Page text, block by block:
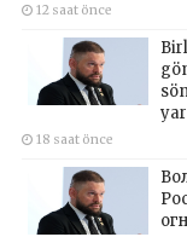
12 saat önce
18 saat önce